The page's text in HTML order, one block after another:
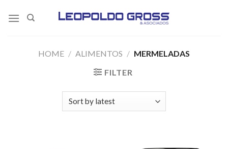
HOME / ALIMENTOS / MERMELADAS
FILTER